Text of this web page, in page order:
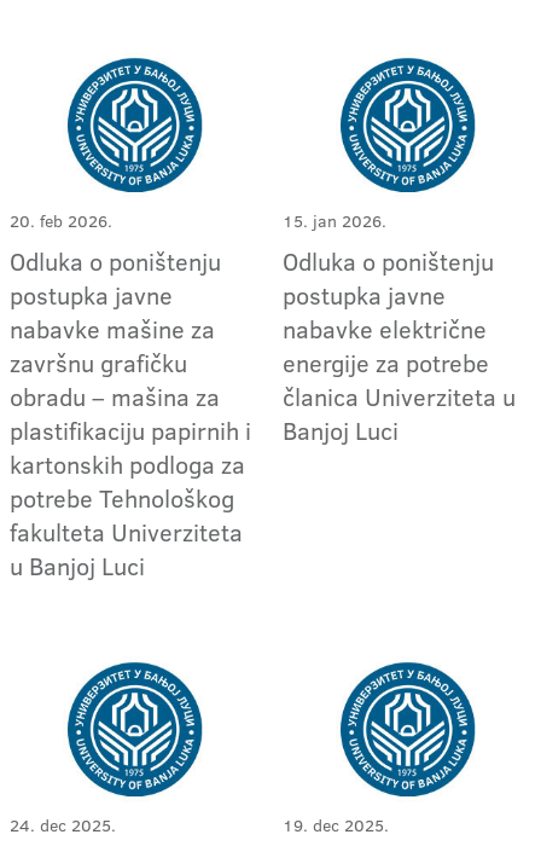
20. feb 2026.
Odluka o poništenju
postupka javne
nabavke mašine za
završnu grafičku
obradu – mašina za
plastifikaciju papirnih i
kartonskih podloga za
potrebe Tehnološkog
fakulteta Univerziteta
u Banjoj Luci
15. jan 2026.
Odluka o poništenju
postupka javne
nabavke električne
energije za potrebe
članica Univerziteta u
Banjoj Luci
24. dec 2025. 19. dec 2025.